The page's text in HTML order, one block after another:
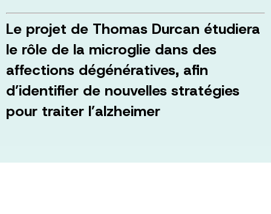
Le projet de Thomas Durcan étudiera
le rôle de la microglie dans des
affections dégénératives, afin
d’identifier de nouvelles stratégies
pour traiter l’alzheimer